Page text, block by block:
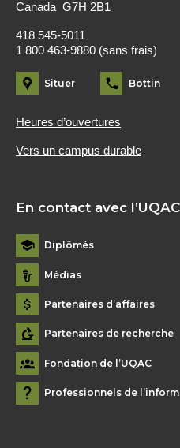
Canada G7H 2B1
418 545-5011
1 800 463-9880 (sans frais)
Situer Bottin
Heures d’ouvertures
Vers un campus durable
En contact avec l’UQAC
Diplômés
Médias
Partenaires d’affaires
Partenaires de recherche
Fondation de l’UQAC
Professionnels de